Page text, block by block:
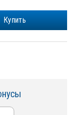
Купить